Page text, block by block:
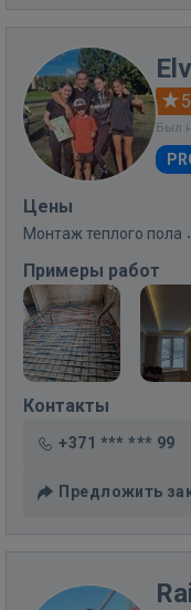
Был
Цены
Монтаж теплого пола
Примеры работ
Контакты
+371 *** *** 99
Предложить